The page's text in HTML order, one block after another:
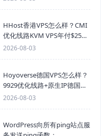
HHost香港VPS怎么样？CMI
优化线路KVM VPS年付$25
起，4GB内存优惠套餐
2026-08-03
Hoyoverse德国VPS怎么样？
9929优化线路+原生IP德国
KVM VPS推荐
2026-08-03
WordPress向所有ping站点服